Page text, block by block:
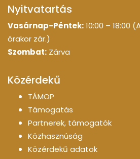
Nyitvatartás
Vasárnap-Péntek:10:00 – 18:00
órakor zár.)
Szombat: Zárva
Közérdekű
TÁMOP
Támogatás
Partnerek, támogatók
Közhasznúság
Közérdekű adatok